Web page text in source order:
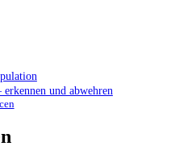
und abwehren